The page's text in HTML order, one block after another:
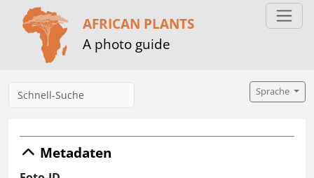
AFRICAN PLANTS
A photo guide
Sprache
Metadaten